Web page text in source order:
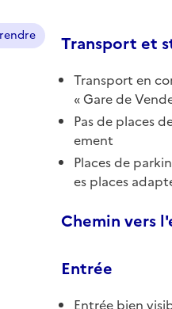
Transport et
Transport en
Gare de
Pas de places
ement
Places de
es places
Chemin vers
Entrée
Entrée bien